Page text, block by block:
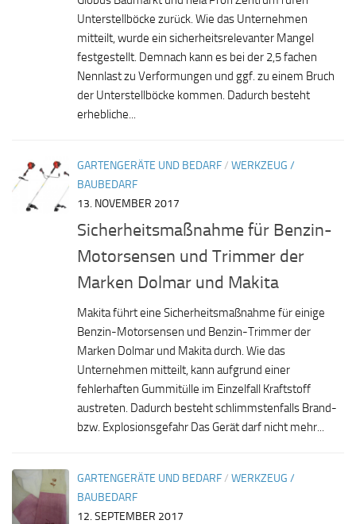
Unterstellböcke zurück. Wie das Unternehmen
mitteilt, wurde ein sicherheitsrelevanter Mangel
festgestellt. Demnach kann es bei der 2,5 fachen
Nennlast zu Verformungen und ggf. zu einem Bruch
der Unterstellböcke kommen. Dadurch besteht
erhebliche...
GARTENGERÄTE UND BEDARF/ WERKZEUG /
BAUBEDARF
13. NOVEMBER 2017
Sicherheitsmaßnahme für Benzin-
Motorsensen und Trimmer der
Marken Dolmar und Makita
Makita führt eine Sicherheitsmaßnahme für einige
Benzin-Motorsensen und Benzin-Trimmer der
Marken Dolmar und Makita durch. Wie das
Unternehmen mitteilt, kann aufgrund einer
fehlerhaften Gummitülle im Einzelfall Kraftstoff
austreten. Dadurch besteht schlimmstenfalls Brand-
bzw. Explosionsgefahr Das Gerät darf nicht mehr...
GARTENGERÄTE UND BEDARF/ WERKZEUG /
BAUBEDARF
12. SEPTEMBER 2017